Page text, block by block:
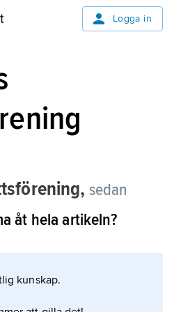
Logga in
sedan
Bandy IF,
landets främsta
stadsdelen Broberg,
åt hela artikeln?
kunskap.